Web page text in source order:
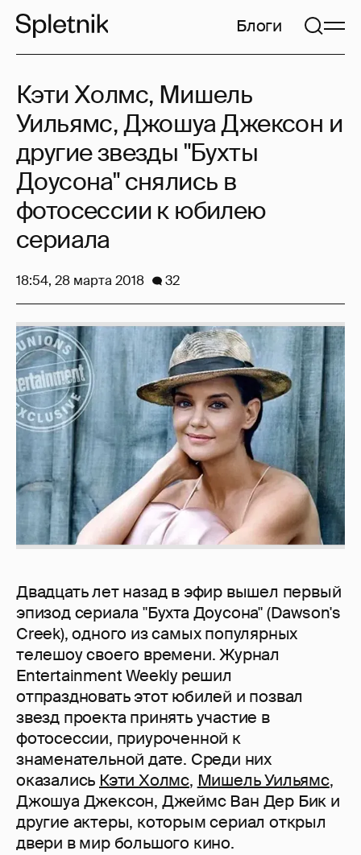
Блоги
Двадцать лет назад в эфир вышел первый
эпизод сериала "Бухта Доусона" (Dawson's
Creek), одного из самых популярных
телешоу своего времени. Журнал
Entertainment Weekly решил
отпраздновать этот юбилей и позвал
звезд проекта принять участие в
фотосессии, приуроченной к
знаменательной дате. Среди них
оказались Кэти Холмс, Мишель Уильямс,
Джошуа Джексон, Джеймс Ван Дер Бик и
другие актеры, которым сериал открыл
двери в мир большого кино.
Кэти Холмс, Мишель
Уильямс, Джошуа Джексон и
другие звезды "Бухты
Доусона" снялись в
фотосессии к юбилею
сериала
18:54, 28 марта 2018 32